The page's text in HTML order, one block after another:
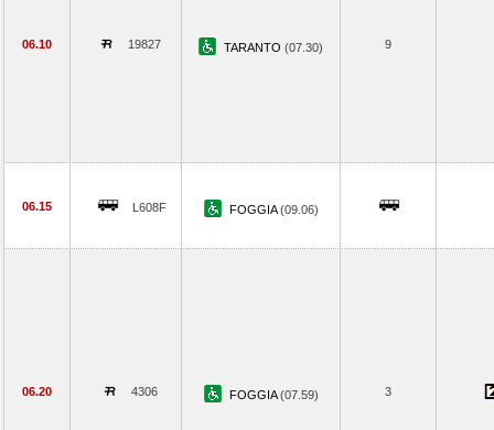
06.10 19827 TARANTO (07.30) 9
06.15 L608F FOGGIA(09.06)
06.20 4306 FOGGIA(07.59) 3